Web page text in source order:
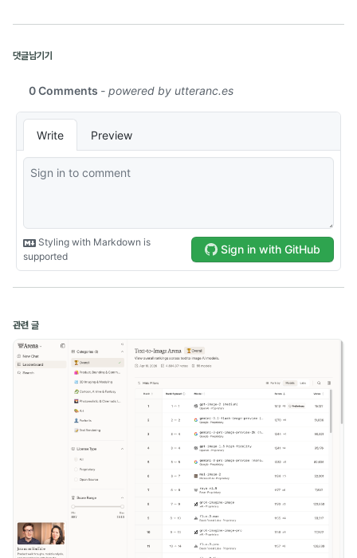
Obsidian (5)
Development (13)
Computer Science (1)
Naver Boostcamp (10)
Kakao Tech Campus (13)
Google ML Bootcamp (14)
Daily (5)
Experience (2)
댓글남기기
관련 글